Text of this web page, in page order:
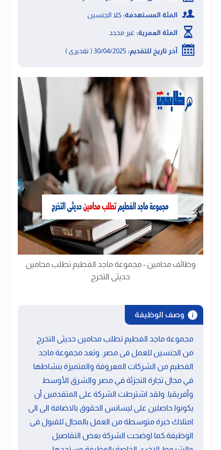
الفئة المستهدفة: كلا الجنسين
الفئة العمرية: غير محدد
آخر تاريخ للتقديم:
وظائف محامين - مجموعة ماجد الفطيم تطلب محامين
حديثى التخرج
وصف الوظيفة
مجموعة ماجد الفطيم تطلب محامين حديثى التخرج
من الجنسين للعمل فى مصر. وتعد مجموعة ماجد
الفطيم من الشركات المعروفة والمتميزة بنشاطها
في مجال تجارة التجزئة في مصر والشرق الأوسط
وأفريقيا. ولقد اشترطت الشركة على المتقدمين أن
يكونوا حاصلين على ليسانس الحقوق بالاضافة الى الى
امتلاك خبرة متوسطة من العمل بالمجال للقبول فى
الوظيفة.كما اوضحت الشركة بعض التفاصيل